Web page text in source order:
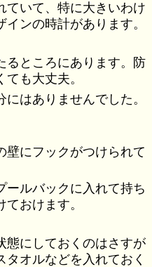
ていて、特に大きいわけ
ンの時計があります。
るところにあります。防
も大丈夫。
はありませんでした。
壁にフックがつけられて
ールバックに入れて持ち
おけます。
態にしておくのはさすが
オルなどを入れておく